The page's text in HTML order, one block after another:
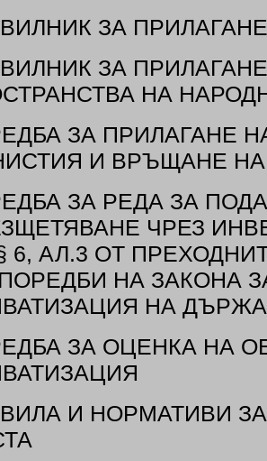
ЗА
ЗА
НА
ЗА ПРИЛАГАНЕ
И ВРЪЩАНЕ
ЗА РЕДА ЗА
ЧРЕЗ
6, АЛ.3 ОТ
НА ЗАКОНА
НА
ЗА ОЦЕНКА НА
И НОРМАТИВИ